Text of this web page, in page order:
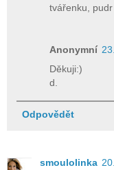
tvářenku, pudr
Anonymní
Děkuji:)
d.
Odpovědět
smoulolinka